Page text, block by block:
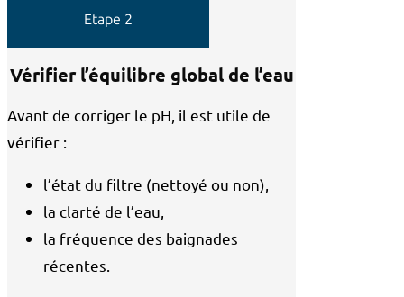
Etape 2
Vérifier l’équilibre global de l’eau
Avant de corriger le pH, il est utile de
vérifier :
l’état du filtre (nettoyé ou non),
la clarté de l’eau,
la fréquence des baignades
récentes.